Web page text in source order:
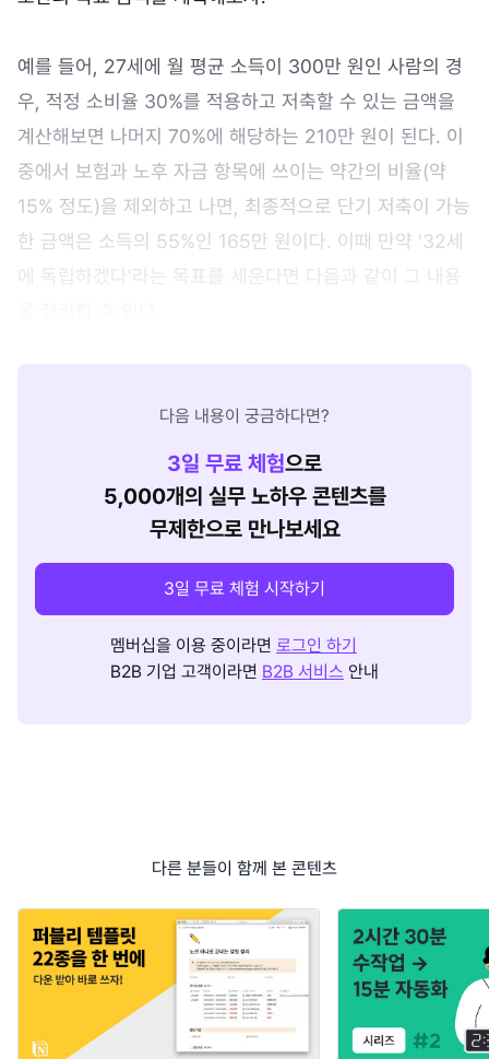
예를 들어, 27세에 월 평균 소득이 300만 원인 사람의 경
우, 적정 소비율 30%를 적용하고 저축할 수 있는 금액을
계산해보면 나머지 70%에 해당하는 210만 원이 된다. 이
중에서 보험과 노후 자금 항목에 쓰이는 약간의 비율(약
15% 정도)을 제외하고 나면, 최종적으로 단기 저축이 가능
한 금액은 소득의 55%인 165만 원이다. 이때 만약 '32세
에 독립하겠다'라는 목표를 세운다면 다음과 같이 그 내용
다음 내용이 궁금하다면?
3일 무료 체험으로
5,000개의 실무 노하우 콘텐츠를
무제한으로 만나보세요
3일 무료 체험 시작하기
멤버십을 이용 중이라면 로그인 하기
B2B 기업 고객이라면 B2B 서비스 안내
다른 분들이 함께 본 콘텐츠